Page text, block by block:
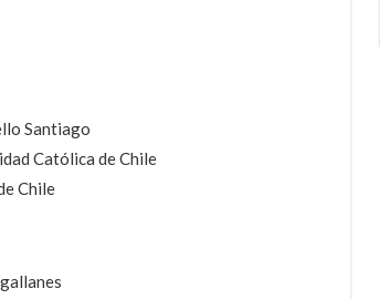
Santiago
Católica de Chile
Chile